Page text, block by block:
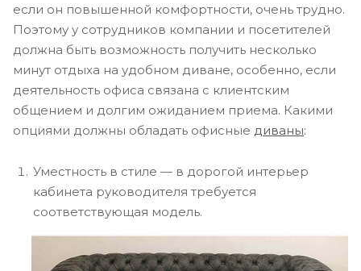
если он повышенной комфортности, очень трудно.
Поэтому у сотрудников компании и посетителей
должна быть возможность получить несколько
минут отдыха на удобном диване, особенно, если
деятельность офиса связана с клиентским
общением и долгим ожиданием приема. Какими
опциями должны обладать офисные диваны:
Уместность в стиле — в дорогой интерьер
кабинета руководителя требуется
соответствующая модель.